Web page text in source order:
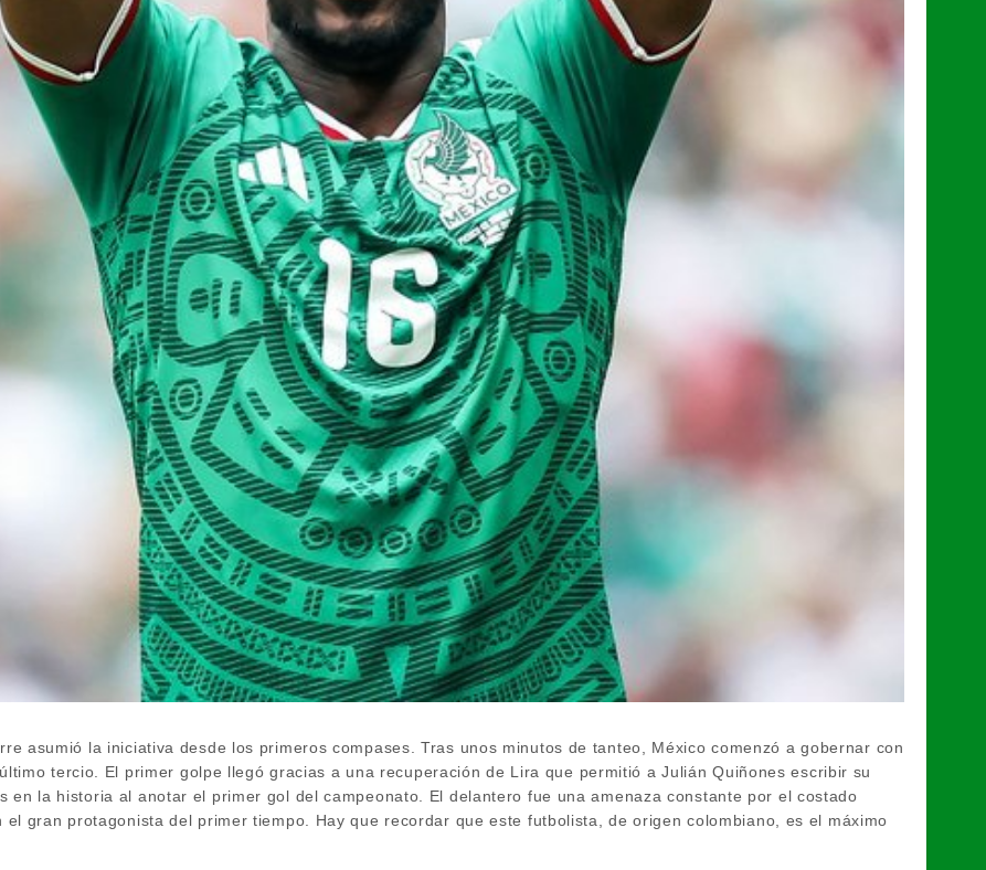
asumió la iniciativa desde los primeros compases. Tras unos minutos de tanteo, México comenzó a gobernar con
tercio. El primer golpe llegó gracias a una recuperación de Lira que permitió a Julián Quiñones escribir su
en la historia al anotar el primer gol del campeonato. El delantero fue una amenaza constante por el costado
el gran protagonista del primer tiempo. Hay que recordar que este futbolista, de origen colombiano, es el máximo